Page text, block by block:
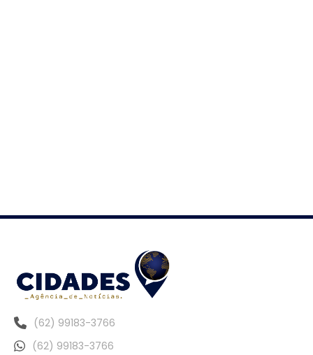
(62) 99183-3766
(62) 99183-3766